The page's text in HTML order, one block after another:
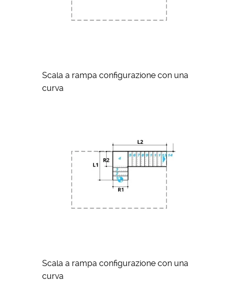
Scala a rampa configurazione con una
curva
Scala a rampa configurazione con una
curva